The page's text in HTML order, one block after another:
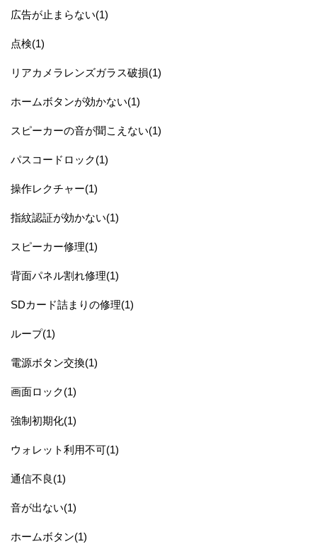
広告が止まらない(1)
点検(1)
リアカメラレンズガラス破損(1)
ホームボタンが効かない(1)
スピーカーの音が聞こえない(1)
パスコードロック(1)
操作レクチャー(1)
指紋認証が効かない(1)
スピーカー修理(1)
背面パネル割れ修理(1)
SDカード詰まりの修理(1)
ループ(1)
電源ボタン交換(1)
画面ロック(1)
強制初期化(1)
ウォレット利用不可(1)
通信不良(1)
音が出ない(1)
ホームボタン(1)